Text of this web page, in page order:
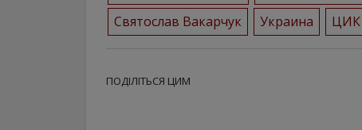
Святослав Вакарчук
Украина ЦИК
ПОДІЛІТЬСЯ ЦИМ